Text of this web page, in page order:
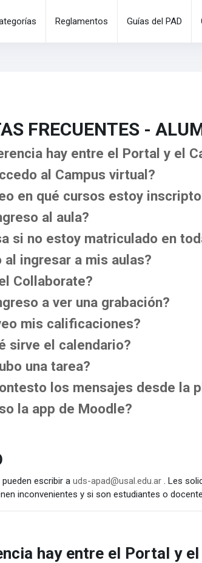
Reglamentos Guías del PAD
FRECUENTES -
hay entre el Portal y el
al Campus virtual?
en qué cursos estoy
al aula?
si no estoy matriculado en
al ingresar a mis aulas?
Collaborate?
a ver una grabación?
mis calificaciones?
sirve el calendario?
una tarea?
los mensajes desde la
la app de Moodle?
escribir a uds-apad@usal.edu.ar. Les
inconvenientes y si son estudiantes o
hay entre el Portal y